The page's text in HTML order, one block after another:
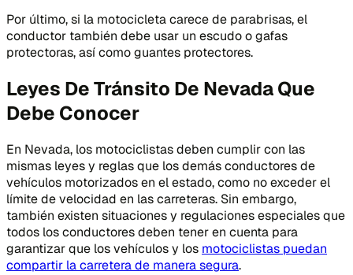
Por último, si la motocicleta carece de parabrisas, el
conductor también debe usar un escudo o gafas
protectoras, así como guantes protectores.
Leyes De Tránsito De Nevada Que
Debe Conocer
En Nevada, los motociclistas deben cumplir con las
mismas leyes y reglas que los demás conductores de
vehículos motorizados en el estado, como no exceder el
límite de velocidad en las carreteras. Sin embargo,
también existen situaciones y regulaciones especiales que
todos los conductores deben tener en cuenta para
garantizar que los vehículos y los motociclistas puedan
compartir la carretera de manera segura.